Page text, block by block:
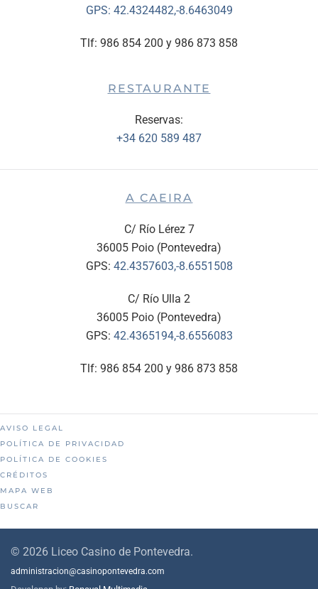
GPS: 42.4324482,-8.6463049
Tlf: 986 854 200 y 986 873 858
RESTAURANTE
Reservas:
+34 620 589 487
A CAEIRA
C/ Río Lérez 7
36005 Poio (Pontevedra)
GPS: 42.4357603,-8.6551508
C/ Río Ulla 2
36005 Poio (Pontevedra)
GPS: 42.4365194,-8.6556083
Tlf: 986 854 200 y 986 873 858
AVISO LEGAL
POLÍTICA DE PRIVACIDAD
POLÍTICA DE COOKIES
CRÉDITOS
MAPA WEB
BUSCAR
© 2026 Liceo Casino de Pontevedra.
administracion@casinopontevedra.com